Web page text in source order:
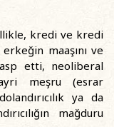
kredi ve kredi
maaşını ve
etti, neoliberal
meşru (esrar
ya da
mağduru